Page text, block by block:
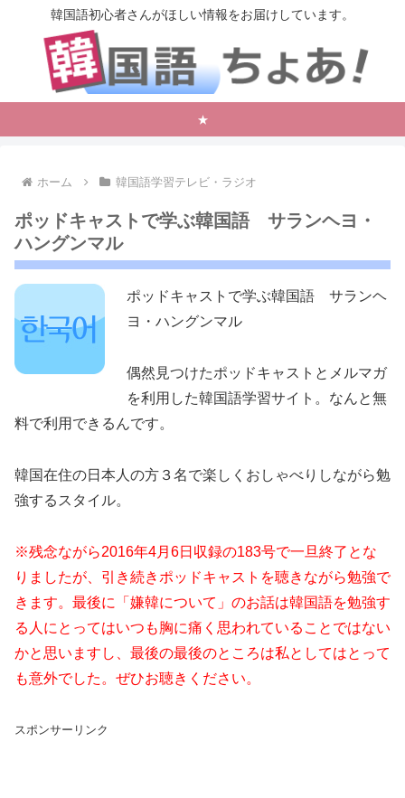
韓国語初心者さんがほしい情報をお届けしています。
★
ホーム 韓国語学習テレビ・ラジオ
ポッドキャストで学ぶ韓国語 サランヘヨ・
ハングンマル
ポッドキャストで学ぶ韓国語 サランヘ
ヨ・ハングンマル
偶然見つけたポッドキャストとメルマガ
を利用した韓国語学習サイト。なんと無
料で利用できるんです。
韓国在住の日本人の方３名で楽しくおしゃべりしながら勉
強するスタイル。
※残念ながら2016年4月6日収録の183号で一旦終了とな
りましたが、引き続きポッドキャストを聴きながら勉強で
きます。最後に「嫌韓について」のお話は韓国語を勉強す
る人にとってはいつも胸に痛く思われていることではない
かと思いますし、最後の最後のところは私としてはとって
も意外でした。ぜひお聴きください。
スポンサーリンク